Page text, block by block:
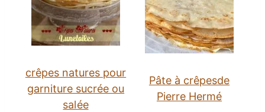
crêpes natures pour
garniture sucrée ou
salée
Pâte à crêpesde
Pierre Hermé